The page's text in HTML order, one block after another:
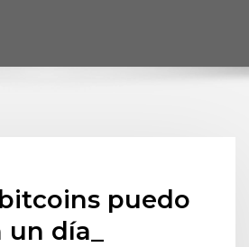
puedo
un día_